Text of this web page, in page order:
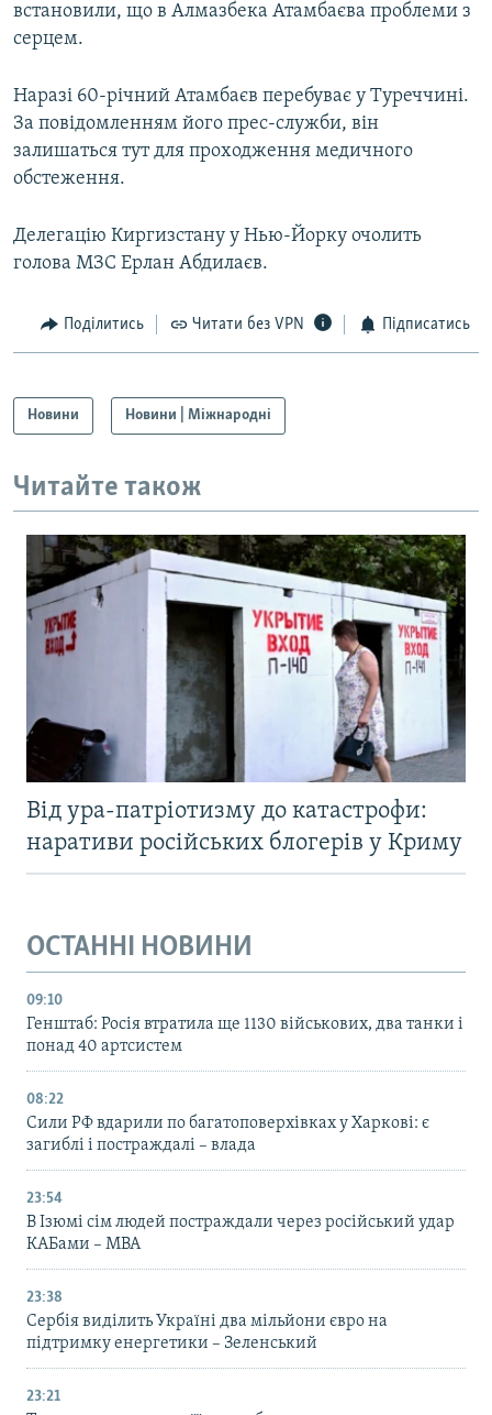
встановили, що в Алмазбека Атамбаєва проблеми з
серцем.
Наразі 60-річний Атамбаєв перебуває у Туреччині.
За повідомленням його прес-служби, він
залишаться тут для проходження медичного
обстеження.
Делегацію Киргизстану у Нью-Йорку очолить
голова МЗС Ерлан Абдилаєв.
Поділитись Читати без VPN Підписатись
Новини Новини | Міжнародні
Читайте також
Від ура-патріотизму до катастрофи:
наративи російських блогерів у Криму
ОСТАННІ НОВИНИ
09:10
Генштаб: Росія втратила ще 1130 військових, два танки і
понад 40 артсистем
08:22
Сили РФ вдарили по багатоповерхівках у Харкові: є
загиблі і постраждалі – влада
23:54
В Ізюмі сім людей постраждали через російський удар
КАБами – МВА
23:38
Сербія виділить Україні два мільйони євро на
підтримку енергетики – Зеленський
23:21